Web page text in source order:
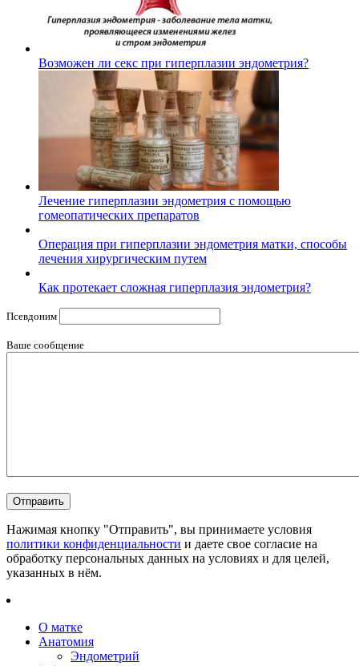
Возможен ли секс при гиперплазии эндометрия?
Лечение гиперплазии эндометрия с помощью
гомеопатических препаратов
Операция при гиперплазии эндометрия матки, способы
лечения хирургическим путем
Как протекает сложная гиперплазия эндометрия?
Псевдоним
Ваше сообщение
Нажимая кнопку "Отправить", вы принимаете условия
политики конфиденциальности и даете свое согласие на
обработку персональных данных на условиях и для целей,
указанных в нём.
О матке
Анатомия
Эндометрий